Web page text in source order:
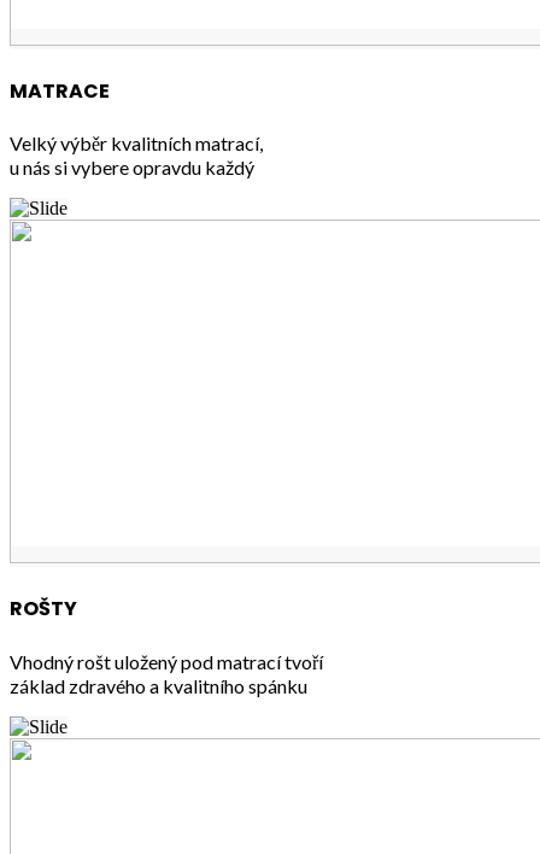
MATRACE
Velký výběr kvalitních matrací,
u nás si vybere opravdu každý
ROŠTY
Vhodný rošt uložený pod matrací tvoří
základ zdravého a kvalitního spánku